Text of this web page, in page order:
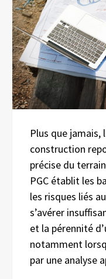
Plus que jamais,
construction
précise du
PGC établit les
les risques liés
s’avérer
et la pérennité
notamment
par une analyse